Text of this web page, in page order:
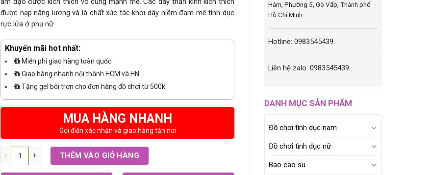
Hàm, Phường 5, Gò Vấp, Thành phố
Hồ Chí Minh.
Hotline: 0983545439.
Liên hệ zalo: 0983545439.
DANH MỤC SẢN PHẨM
Đồ chơi tình dục nam
Đồ chơi tình dục nữ
Bao cao su
được nạp năng lượng và là chất xúc tác khơi dậy niềm đam mê tình dục
rực lửa ở phụ nữ
Khuyến mãi hot nhất:
Miễn phí giao hàng toàn quốc
Giao hàng nhanh nội thành HCM và HN
Tặng gel bôi trơn cho đơn hàng đồ chơi từ 500k
MUA HÀNG NHANH
Gọi điện xác nhận và giao hàng tận nơi
Số lượng THÊM VÀO GIỎ HÀNG